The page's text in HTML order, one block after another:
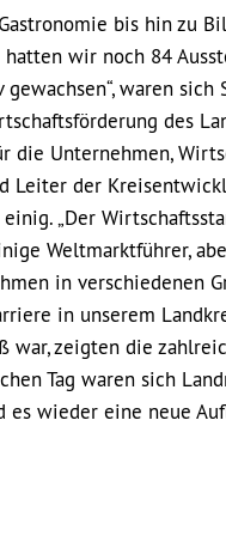
bis hin zu
hatten wir noch 84
waren sich
des
die Unternehmen,
Leiter der
„Der
Weltmarktführer,
in verschiedenen
in unserem
war, zeigten die
Tag waren sich
wieder eine neue